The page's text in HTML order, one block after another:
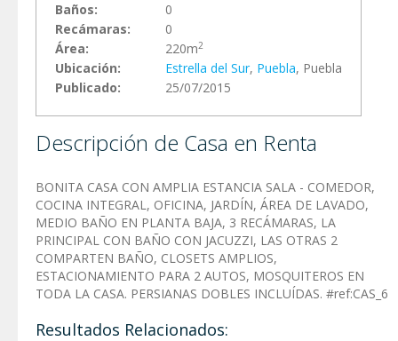
Baños:
0
Recámaras:
0
Área:
220m2
Ubicación: Estrella del Sur, Puebla, Puebla
Publicado:
25/07/2015
Descripción de Casa en Renta
BONITA CASA CON AMPLIA ESTANCIA SALA - COMEDOR,
COCINA INTEGRAL, OFICINA, JARDÍN, ÁREA DE LAVADO,
MEDIO BAÑO EN PLANTA BAJA, 3 RECÁMARAS, LA
PRINCIPAL CON BAÑO CON JACUZZI, LAS OTRAS 2
COMPARTEN BAÑO, CLOSETS AMPLIOS,
ESTACIONAMIENTO PARA 2 AUTOS, MOSQUITEROS EN
TODA LA CASA. PERSIANAS DOBLES INCLUÍDAS. #ref:CAS_6
Resultados Relacionados: